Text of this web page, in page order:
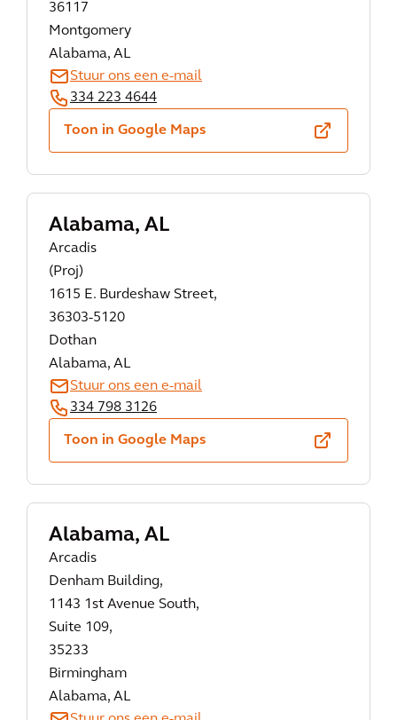
36117
Montgomery
Alabama, AL
Stuur ons een e-mail
334 223 4644
Toon in Google Maps
Alabama, AL
Arcadis
(Proj)
1615 E. Burdeshaw Street,
36303-5120
Dothan
Alabama, AL
Stuur ons een e-mail
334 798 3126
Toon in Google Maps
Alabama, AL
Arcadis
Denham Building,
1143 1st Avenue South,
Suite 109,
35233
Birmingham
Alabama, AL